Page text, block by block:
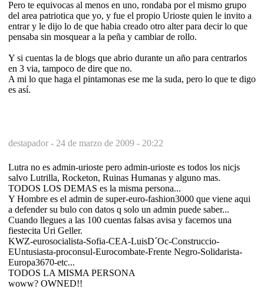
Pero te equivocas al menos en uno, rondaba por el mismo grupo
del area patriotica que yo, y fue el propio Urioste quien le invito a
entrar y le dijo lo de que habia creado otro alter para decir lo que
pensaba sin mosquear a la peña y cambiar de rollo.
Y si cuentas la de blogs que abrio durante un año para centrarlos
en 3 via, tampoco de dire que no.
A mi lo que haga el pintamonas ese me la suda, pero lo que te digo
es así.
destapador - 24 de marzo de 2009 - 20:22
Lutra no es admin-urioste pero admin-urioste es todos los nicjs
salvo Lutrilla, Rocketon, Ruinas Humanas y alguno mas.
TODOS LOS DEMAS es la misma persona...
Y Hombre es el admin de super-euro-fashion3000 que viene aqui
a defender su bulo con datos q solo un admin puede saber...
Cuando llegues a las 100 cuentas falsas avisa y facemos una
fiestecita Uri Geller.
KWZ-eurosocialista-Sofia-CEA-LuisD´Oc-Construccio-
EUntusiasta-proconsul-Eurocombate-Frente Negro-Solidarista-
Europa3670-etc...
TODOS LA MISMA PERSONA
woww? OWNED!!